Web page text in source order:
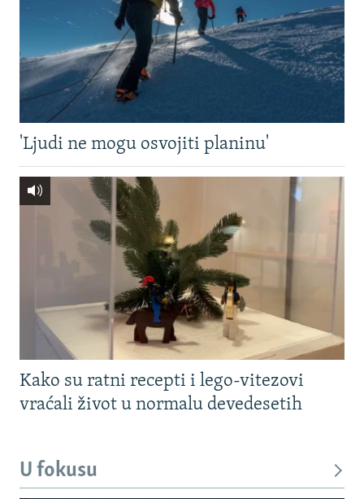
'Ljudi ne mogu osvojiti planinu'
Kako su ratni recepti i lego-vitezovi
vraćali život u normalu devedesetih
U fokusu